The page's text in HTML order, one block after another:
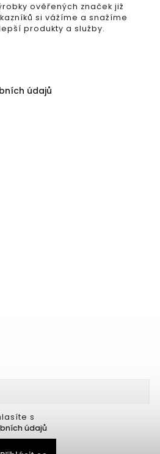
ověřených značek již
si vážíme a snažíme
produkty a služby.
údajů
s
údajů